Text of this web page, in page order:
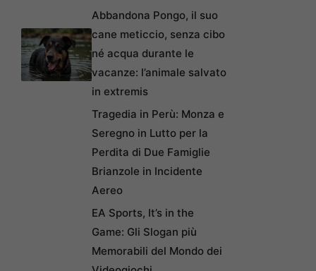
Abbandona Pongo, il suo
cane meticcio, senza cibo
né acqua durante le
vacanze: l’animale salvato
in extremis
Tragedia in Perù: Monza e
Seregno in Lutto per la
Perdita di Due Famiglie
Brianzole in Incidente
Aereo
EA Sports, It’s in the
Game: Gli Slogan più
Memorabili del Mondo dei